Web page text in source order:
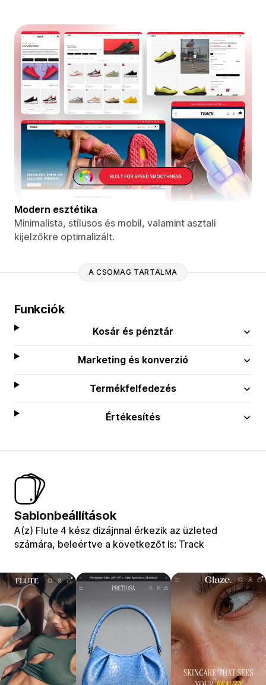
Modern esztétika
Minimalista, stílusos és mobil, valamint asztali
kijelzőkre optimalizált.
A CSOMAG TARTALMA
Funkciók
Kosár és pénztár
Marketing és konverzió
Termékfelfedezés
Értékesítés
Sablonbeállítások
A(z) Flute 4 kész dizájnnal érkezik az üzleted
számára, beleértve a következőt is: Track